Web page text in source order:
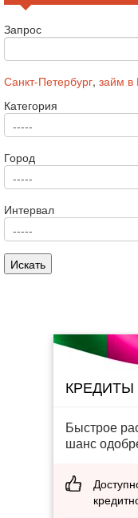
Запрос
Санкт-Петербург, займ в
Категория
Город
Интервал
Быстрое
шанс